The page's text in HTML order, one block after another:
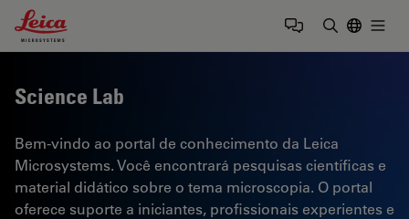
Leica Microsystems Logo
Science Lab
Bem-vindo ao portal de conhecimento da Leica
Microsystems. Você encontrará pesquisas científicas e
material didático sobre o tema microscopia. O portal
oferece suporte a iniciantes, profissionais experientes e